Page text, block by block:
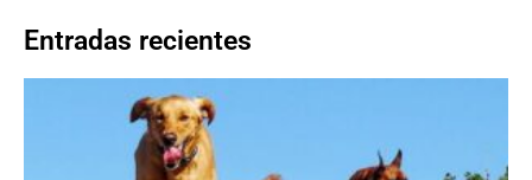
Entradas recientes